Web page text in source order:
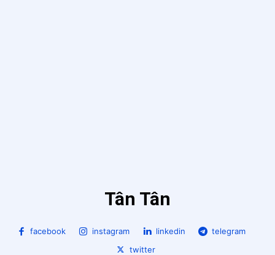
Tân Tân
facebook instagram linkedin
telegram
twitter